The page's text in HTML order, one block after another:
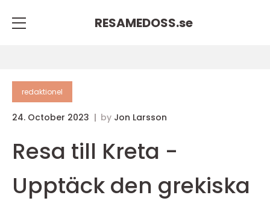
RESAMEDOSS.se
redaktionel
24. October 2023 by Jon Larsson
Resa till Kreta -
Upptäck den grekiska